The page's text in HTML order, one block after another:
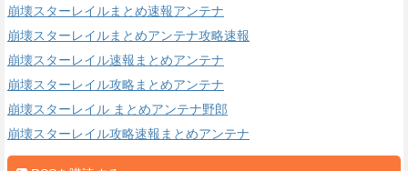
崩壊スターレイルまとめ速報アンテナ
崩壊スターレイルまとめアンテナ攻略速報
崩壊スターレイル速報まとめアンテナ
崩壊スターレイル攻略まとめアンテナ
崩壊スターレイル まとめアンテナ野郎
崩壊スターレイル攻略速報まとめアンテナ